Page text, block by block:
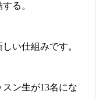
る。
い仕組みです。
ン生が13名にな